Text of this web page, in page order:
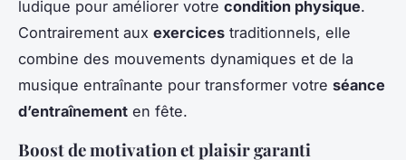
ludique pour améliorer votre condition physique.
Contrairement aux exercices traditionnels, elle
combine des mouvements dynamiques et de la
musique entraînante pour transformer votre séance
d’entraînement en fête.
Boost de motivation et plaisir garanti